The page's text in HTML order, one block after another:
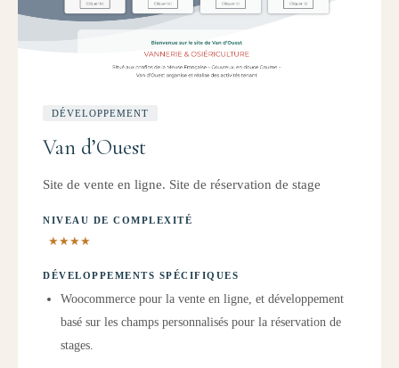
DÉVELOPPEMENT
Van d’Ouest
Site de vente en ligne. Site de réservation de stage
NIVEAU DE COMPLEXITÉ
★★★★
DÉVELOPPEMENTS SPÉCIFIQUES
Woocommerce pour la vente en ligne, et développement
basé sur les champs personnalisés pour la réservation de
stages.